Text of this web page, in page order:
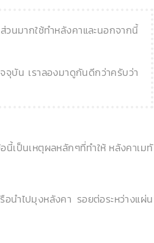
นมากใช้ทำหลังคาและนอกจากนี้
บัน เราลองมาดูกันดีกว่าครับว่า
เป็นเหตุผลหลักๆที่ทำให้ หลังคาเมทั
นำไปมุงหลังคา รอยต่อระหว่างแผ่น